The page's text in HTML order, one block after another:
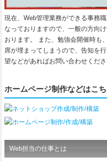
現在、Web管理業務ができる事務
なっておりますので、一般の方向
おります。 また、勉強会開催時も
席が埋まってしまうので、告知を
望などがあればお問い合わせくださ
ホームページ制作などはこ
Web担当の仕事とは